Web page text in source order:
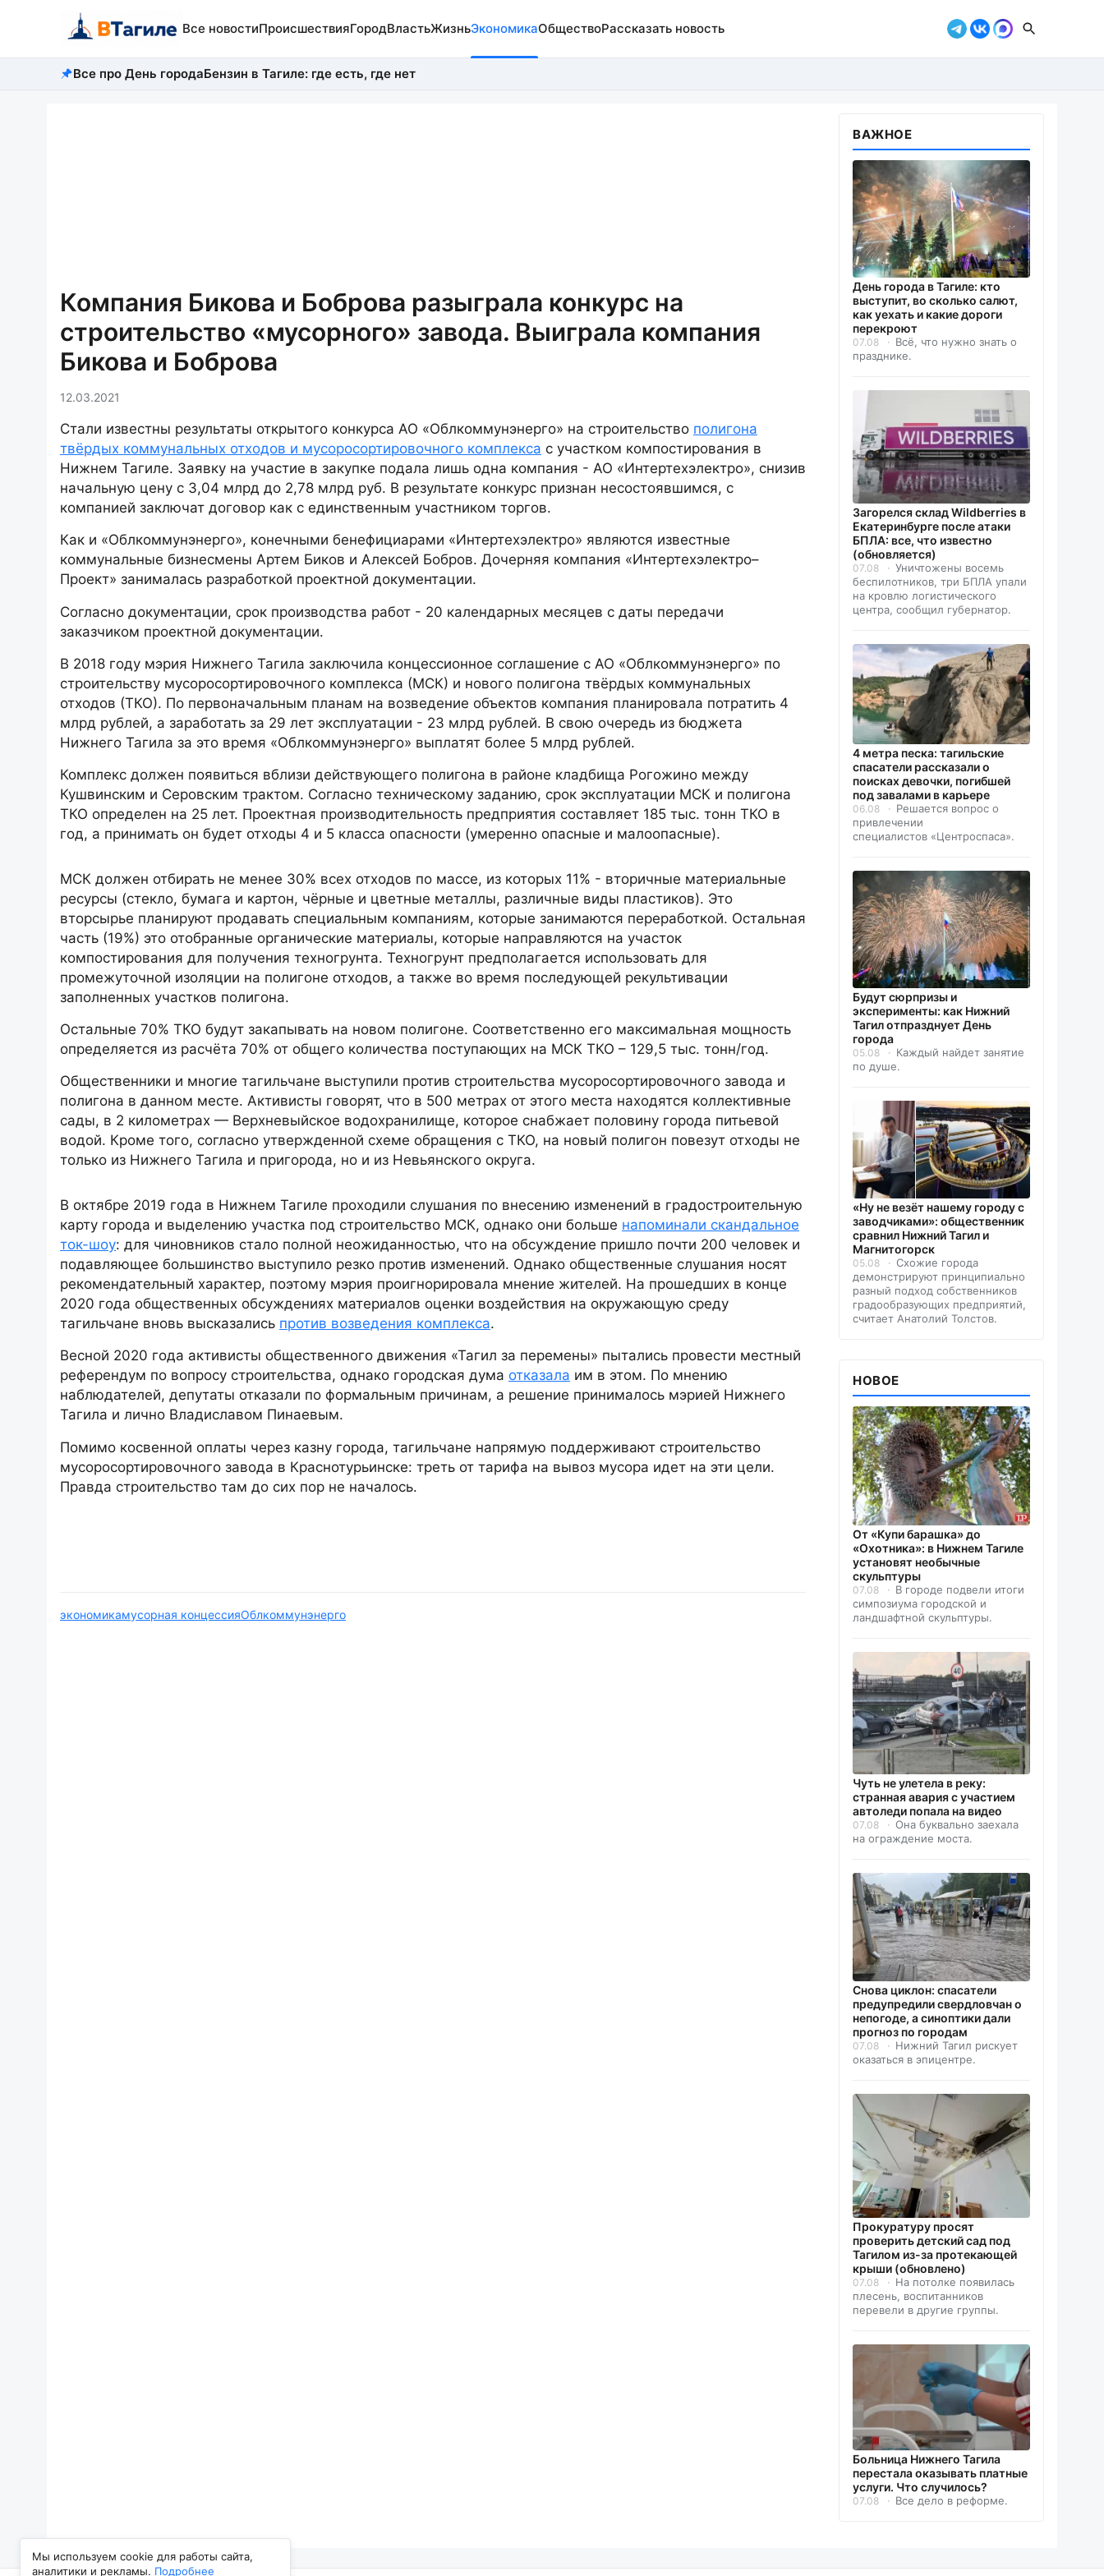
Мы используем cookie для работы сайта,
аналитики и рекламы. Подробнее
Все новостиПроисшествияГородВластьЖизньЭкономикаОбществоРассказать новость
Все про День городаБензин в Тагиле: где есть, где нет
Компания Бикова и Боброва разыграла конкурс на
строительство «мусорного» завода. Выиграла компания
Бикова и Боброва
12.03.2021
Стали известны результаты открытого конкурса АО «Облкоммунэнерго» на строительство полигона
твёрдых коммунальных отходов и мусоросортировочного комплекса с участком компостирования в
Нижнем Тагиле. Заявку на участие в закупке подала лишь одна компания - АО «Интертехэлектро», снизив
начальную цену с 3,04 млрд до 2,78 млрд руб. В результате конкурс признан несостоявшимся, с
компанией заключат договор как с единственным участником торгов.
Как и «Облкоммунэнерго», конечными бенефициарами «Интертехэлектро» являются известные
коммунальные бизнесмены Артем Биков и Алексей Бобров. Дочерняя компания «Интертехэлектро–
Проект» занималась разработкой проектной документации.
Согласно документации, срок производства работ - 20 календарных месяцев с даты передачи
заказчиком проектной документации.
В 2018 году мэрия Нижнего Тагила заключила концессионное соглашение с АО «Облкоммунэнерго» по
строительству мусоросортировочного комплекса (МСК) и нового полигона твёрдых коммунальных
отходов (ТКО). По первоначальным планам на возведение объектов компания планировала потратить 4
млрд рублей, а заработать за 29 лет эксплуатации - 23 млрд рублей. В свою очередь из бюджета
Нижнего Тагила за это время «Облкоммунэнерго» выплатят более 5 млрд рублей.
Комплекс должен появиться вблизи действующего полигона в районе кладбища Рогожино между
Кушвинским и Серовским трактом. Согласно техническому заданию, срок эксплуатации МСК и полигона
ТКО определен на 25 лет. Проектная производительность предприятия составляет 185 тыс. тонн ТКО в
год, а принимать он будет отходы 4 и 5 класса опасности (умеренно опасные и малоопасные).
МСК должен отбирать не менее 30% всех отходов по массе, из которых 11% - вторичные материальные
ресурсы (стекло, бумага и картон, чёрные и цветные металлы, различные виды пластиков). Это
вторсырье планируют продавать специальным компаниям, которые занимаются переработкой. Остальная
часть (19%) это отобранные органические материалы, которые направляются на участок
компостирования для получения техногрунта. Техногрунт предполагается использовать для
промежуточной изоляции на полигоне отходов, а также во время последующей рекультивации
заполненных участков полигона.
Остальные 70% ТКО будут закапывать на новом полигоне. Соответственно его максимальная мощность
определяется из расчёта 70% от общего количества поступающих на МСК ТКО – 129,5 тыс. тонн/год.
Общественники и многие тагильчане выступили против строительства мусоросортировочного завода и
полигона в данном месте. Активисты говорят, что в 500 метрах от этого места находятся коллективные
сады, в 2 километрах — Верхневыйское водохранилище, которое снабжает половину города питьевой
водой. Кроме того, согласно утвержденной схеме обращения с ТКО, на новый полигон повезут отходы не
только из Нижнего Тагила и пригорода, но и из Невьянского округа.
В октябре 2019 года в Нижнем Тагиле проходили слушания по внесению изменений в градостроительную
карту города и выделению участка под строительство МСК, однако они больше напоминали скандальное
ток-шоу: для чиновников стало полной неожиданностью, что на обсуждение пришло почти 200 человек и
подавляющее большинство выступило резко против изменений. Однако общественные слушания носят
рекомендательный характер, поэтому мэрия проигнорировала мнение жителей. На прошедших в конце
2020 года общественных обсуждениях материалов оценки воздействия на окружающую среду
тагильчане вновь высказались против возведения комплекса.
Весной 2020 года активисты общественного движения «Тагил за перемены» пытались провести местный
референдум по вопросу строительства, однако городская дума отказала им в этом. По мнению
наблюдателей, депутаты отказали по формальным причинам, а решение принималось мэрией Нижнего
Тагила и лично Владиславом Пинаевым.
Помимо косвенной оплаты через казну города, тагильчане напрямую поддерживают строительство
мусоросортировочного завода в Краснотурьинске: треть от тарифа на вывоз мусора идет на эти цели.
Правда строительство там до сих пор не началось.
экономикамусорная концессияОблкоммунэнерго
ВАЖНОЕ
День города в Тагиле: кто
выступит, во сколько салют,
как уехать и какие дороги
перекроют
07.08
Всё, что нужно знать о
празднике.
Загорелся склад Wildberries в
Екатеринбурге после атаки
БПЛА: все, что известно
(обновляется)
07.08
Уничтожены восемь
беспилотников, три БПЛА упали
на кровлю логистического
центра, сообщил губернатор.
4 метра песка: тагильские
спасатели рассказали о
поисках девочки, погибшей
под завалами в карьере
06.08
Решается вопрос о
привлечении
специалистов «Центроспаса».
Будут сюрпризы и
эксперименты: как Нижний
Тагил отпразднует День
города
05.08
Каждый найдет занятие
по душе.
«Ну не везёт нашему городу с
заводчиками»: общественник
сравнил Нижний Тагил и
Магнитогорск
05.08
Схожие города
демонстрируют принципиально
разный подход собственников
градообразующих предприятий,
считает Анатолий Толстов.
НОВОЕ
От «Купи барашка» до
«Охотника»: в Нижнем Тагиле
установят необычные
скульптуры
07.08
В городе подвели итоги
симпозиума городской и
ландшафтной скульптуры.
Чуть не улетела в реку:
странная авария с участием
автоледи попала на видео
07.08
Она буквально заехала
на ограждение моста.
Снова циклон: спасатели
предупредили свердловчан о
непогоде, а синоптики дали
прогноз по городам
07.08
Нижний Тагил рискует
оказаться в эпицентре.
Прокуратуру просят
проверить детский сад под
Тагилом из-за протекающей
крыши (обновлено)
07.08
На потолке появилась
плесень, воспитанников
перевели в другие группы.
Больница Нижнего Тагила
перестала оказывать платные
услуги. Что случилось?
07.08 Все дело в реформе.